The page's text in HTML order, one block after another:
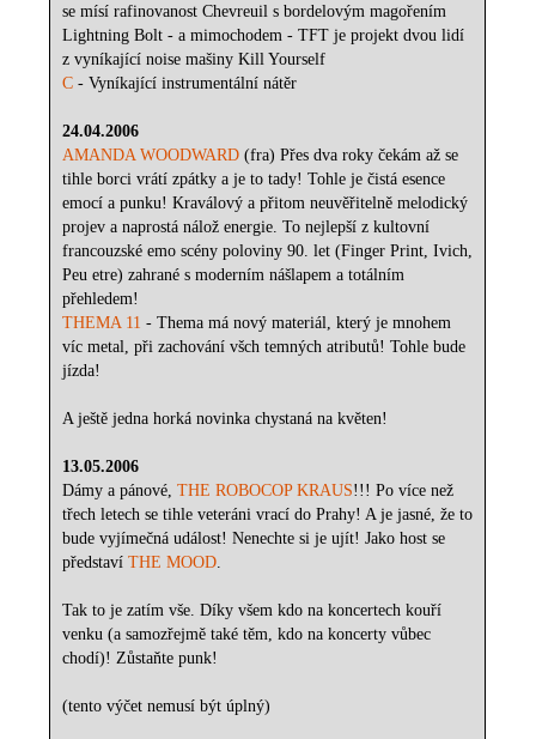
se mísí rafinovanost Chevreuil s bordelovým magořením
Lightning Bolt - a mimochodem - TFT je projekt dvou lidí
z vyníkající noise mašiny Kill Yourself
C - Vyníkající instrumentální nátěr
24.04.2006
AMANDA WOODWARD (fra) Přes dva roky čekám až se
tihle borci vrátí zpátky a je to tady! Tohle je čistá esence
emocí a punku! Kraválový a přitom neuvěřitelně melodický
projev a naprostá nálož energie. To nejlepší z kultovní
francouzské emo scény poloviny 90. let (Finger Print, Ivich,
Peu etre) zahrané s moderním nášlapem a totálním
přehledem!
THEMA 11 - Thema má nový materiál, který je mnohem
víc metal, při zachování všch temných atributů! Tohle bude
jízda!
A ještě jedna horká novinka chystaná na květen!
13.05.2006
Dámy a pánové,THE ROBOCOP KRAUS!!! Po více než
třech letech se tihle veteráni vrací do Prahy! A je jasné, že to
bude vyjímečná událost! Nenechte si je ujít! Jako host se
představíTHE MOOD.
Tak to je zatím vše. Díky všem kdo na koncertech kouří
venku (a samozřejmě také těm, kdo na koncerty vůbec
chodí)! Zůstaňte punk!
(tento výčet nemusí být úplný)